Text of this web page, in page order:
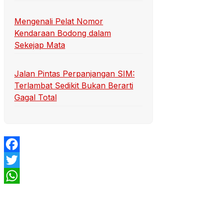
Mengenali Pelat Nomor
Kendaraan Bodong dalam
Sekejap Mata
Jalan Pintas Perpanjangan SIM:
Terlambat Sedikit Bukan Berarti
Gagal Total
Facebook
Twitter